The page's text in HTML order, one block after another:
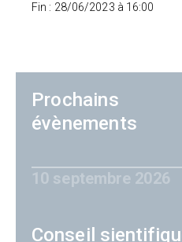
Fin : 28/06/2023 à 16:00
Prochains
évènements
10 septembre 2026
Conseil